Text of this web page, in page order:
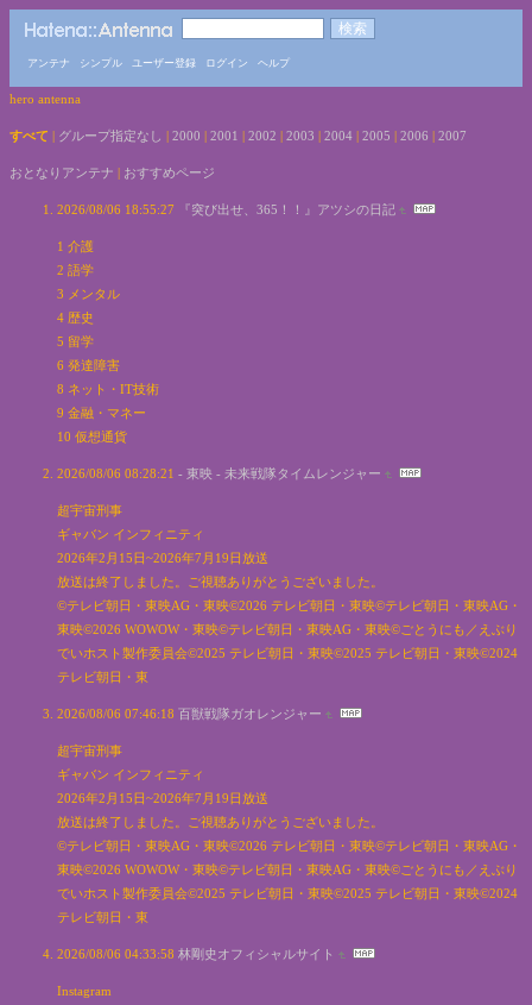
アンテナ シンプル ユーザー登録 ログイン ヘルプ
hero antenna
すべて | グループ指定なし | 2000 | 2001 | 2002 | 2003 | 2004 | 2005 | 2006 | 2007
おとなりアンテナ | おすすめページ
2026/08/06 18:55:27 『突び出せ、365！！』アツシの日記
1 介護
2 語学
3 メンタル
4 歴史
5 留学
6 発達障害
8 ネット・IT技術
9 金融・マネー
10 仮想通貨
2026/08/06 08:28:21 - 東映 - 未来戦隊タイムレンジャー
超宇宙刑事
ギャバン インフィニティ
2026年2月15日~2026年7月19日放送
放送は終了しました。ご視聴ありがとうございました。
©テレビ朝日・東映AG・東映©2026 テレビ朝日・東映©テレビ朝日・東映AG・
東映©2026 WOWOW・東映©テレビ朝日・東映AG・東映©ごとうにも／えぶり
でいホスト製作委員会©2025 テレビ朝日・東映©2025 テレビ朝日・東映©2024
テレビ朝日・東
2026/08/06 07:46:18 百獣戦隊ガオレンジャー
超宇宙刑事
ギャバン インフィニティ
2026年2月15日~2026年7月19日放送
放送は終了しました。ご視聴ありがとうございました。
©テレビ朝日・東映AG・東映©2026 テレビ朝日・東映©テレビ朝日・東映AG・
東映©2026 WOWOW・東映©テレビ朝日・東映AG・東映©ごとうにも／えぶり
でいホスト製作委員会©2025 テレビ朝日・東映©2025 テレビ朝日・東映©2024
テレビ朝日・東
2026/08/06 04:33:58 林剛史オフィシャルサイト
Instagram